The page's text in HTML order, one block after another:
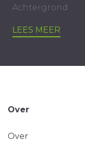
Achtergrond
LEES MEER
Over
Over